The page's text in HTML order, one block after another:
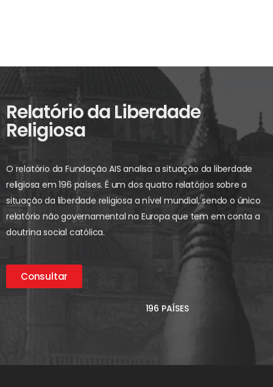
Relatório da Liberdade
Religiosa
O relatório da Fundação AIS analisa a situação da liberdade
religiosa em 196 países. É um dos quatro relatórios sobre a
situação da liberdade religiosa a nível mundial, sendo o único
relatório não governamental na Europa que tem em conta a
doutrina social católica.
Consultar
196 PAÍSES